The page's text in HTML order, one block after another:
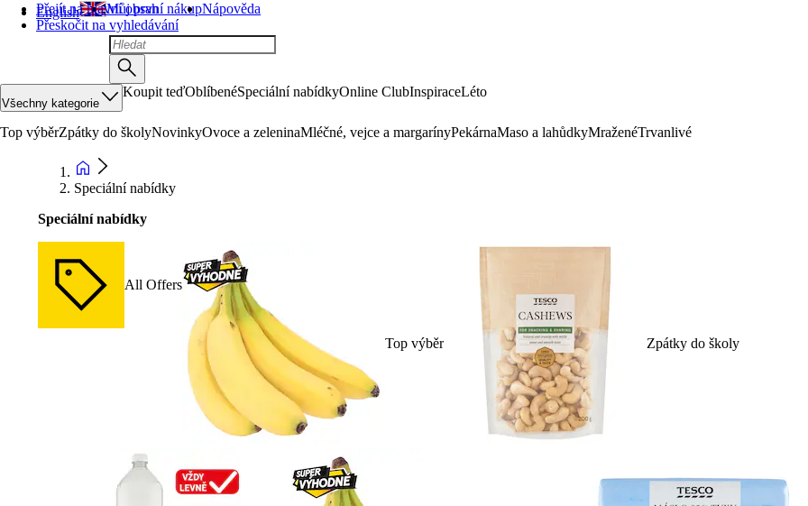
Přejít na hlavní obsah
Přeskočit na vyhledávání
English Můj první nákupNápověda
Všechny kategorie
Koupit teďOblíbenéSpeciální nabídkyOnline ClubInspiraceLéto
Top výběrZpátky do školyNovinkyOvoce a zeleninaMléčné, vejce a margarínyPekárnaMaso a lahůdkyMraženéTrvanlivé
Speciální nabídky
Speciální nabídky
All Offers
Top výběr Zpátky do školy